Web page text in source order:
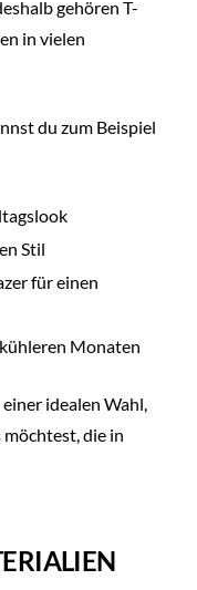
gehören T-
in vielen
du zum Beispiel
Stil
für einen
Monaten
idealen Wahl,
die in